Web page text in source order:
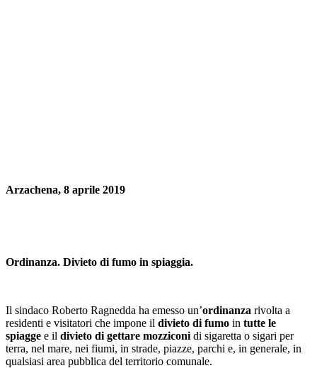
Arzachena, 8 aprile 2019
Ordinanza. Divieto di fumo in spiaggia.
Il sindaco Roberto Ragnedda ha emesso un’ordinanza rivolta a
residenti e visitatori che impone il divieto di fumo in tutte le
spiagge e il divieto di gettare mozziconi di sigaretta o sigari per
terra, nel mare, nei fiumi, in strade, piazze, parchi e, in generale, in
qualsiasi area pubblica del territorio comunale.